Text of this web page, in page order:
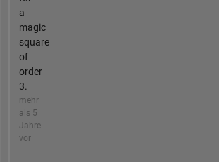
a
magic
square
of
order
3.
mehr
als 5
Jahre
vor